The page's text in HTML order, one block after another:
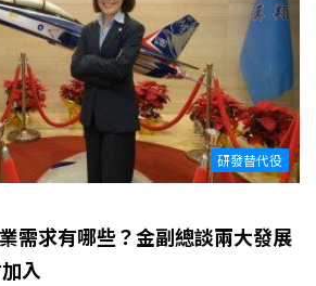
研發替代役
需求有哪些？金副總談兩大發展
入